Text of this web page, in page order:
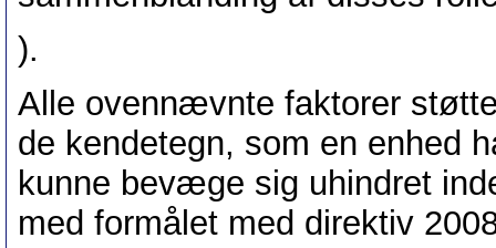
).
Alle ovennævnte faktorer
de kendetegn, som en enhed
kunne bevæge sig uhindret
med formålet med direktiv